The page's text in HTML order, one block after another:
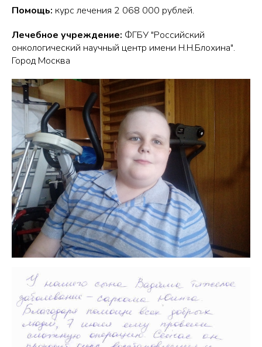
Помощь: курс лечения 2 068 000 рублей.
Лечебное учреждение: ФГБУ "Российский
онкологический научный центр имени Н.Н.Блохина".
Город Москва